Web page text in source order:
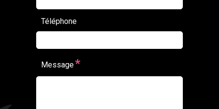
Téléphone
Message*